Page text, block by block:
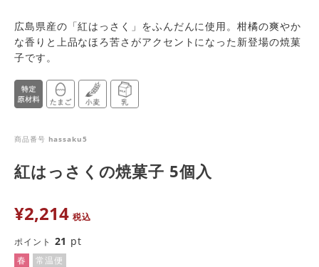
広島県産の「紅はっさく」をふんだんに使用。柑橘の爽やか
な香りと上品なほろ苦さがアクセントになった新登場の焼菓
子です。
商品番号 hassaku5
紅はっさくの焼菓子 5個入
¥2,214 税込
ポイント 21 pt
春 常温便